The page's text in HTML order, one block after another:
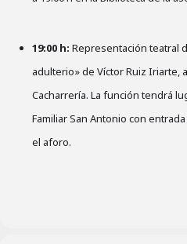
19:00 h: Representación teatral
adulterio» de Víctor Ruiz Iriarte,
Cacharrería. La función tendrá
Familiar San Antonio con
el aforo.